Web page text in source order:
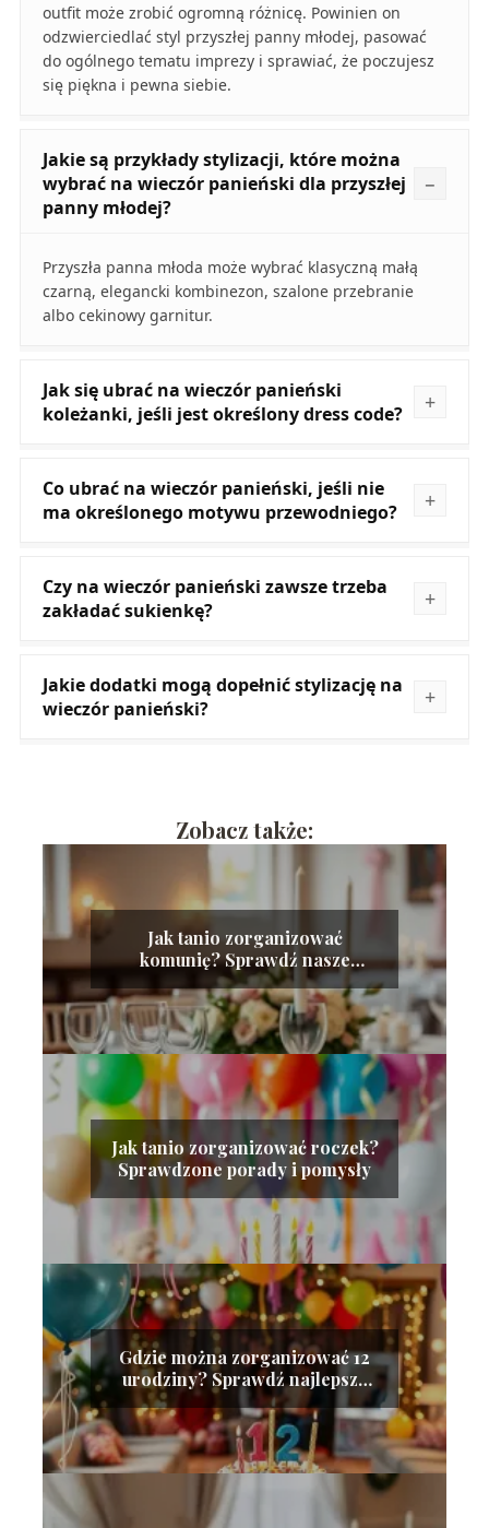
outfit może zrobić ogromną różnicę. Powinien on
odzwierciedlać styl przyszłej panny młodej, pasować
do ogólnego tematu imprezy i sprawiać, że poczujesz
się piękna i pewna siebie.
Jakie są przykłady stylizacji, które można
wybrać na wieczór panieński dla przyszłej
panny młodej?
Przyszła panna młoda może wybrać klasyczną małą
czarną, elegancki kombinezon, szalone przebranie
albo cekinowy garnitur.
Jak się ubrać na wieczór panieński
koleżanki, jeśli jest określony dress code?
Co ubrać na wieczór panieński, jeśli nie
ma określonego motywu przewodniego?
Czy na wieczór panieński zawsze trzeba
zakładać sukienkę?
Jakie dodatki mogą dopełnić stylizację na
wieczór panieński?
Zobacz także:
Jak tanio zorganizować
komunię? Sprawdź nasze
sprawdzone porady!
Jak tanio zorganizować roczek?
Sprawdzone porady i pomysły
Gdzie można zorganizować 12
urodziny? Sprawdź najlepsze
miejsca!